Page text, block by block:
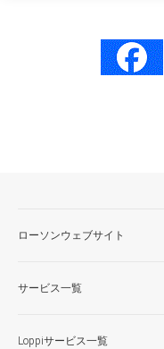
ローソンウェブサイト
サービス一覧
Loppiサービス一覧